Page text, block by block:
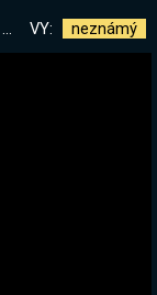
VY: neznámý